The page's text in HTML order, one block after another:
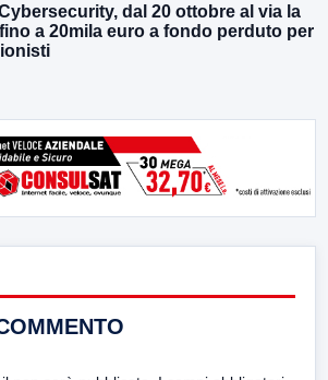
dal 20 ottobre al via la
a 20mila euro a fondo perduto per